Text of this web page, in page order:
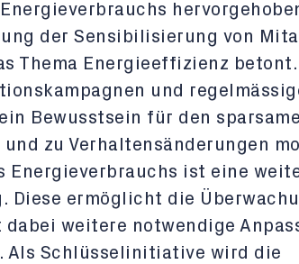
der Sensibilisierung von
Thema Energieeffizienz betont.
und
Bewusstsein für den
zu Verhaltensänderungen
Energieverbrauchs ist eine
Diese ermöglicht die
weitere notwendige
Als Schlüsselinitiative wird die